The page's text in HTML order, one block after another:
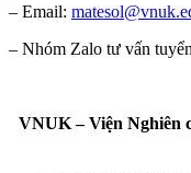
– Email:
– Nhóm Zalo tư vấn
VNUK – Viện Nghiên